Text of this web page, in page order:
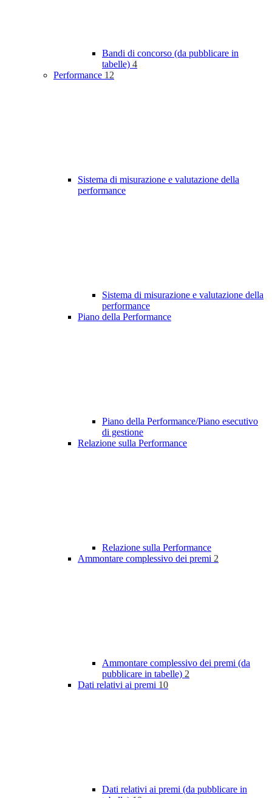
Bandi di concorso (da pubblicare in
tabelle) 4
Performance 12
Sistema di misurazione e valutazione della
performance
Sistema di misurazione e valutazione della
performance
Piano della Performance
Piano della Performance/Piano esecutivo
di gestione
Relazione sulla Performance
Relazione sulla Performance
Ammontare complessivo dei premi 2
Ammontare complessivo dei premi (da
pubblicare in tabelle) 2
Dati relativi ai premi 10
Dati relativi ai premi (da pubblicare in